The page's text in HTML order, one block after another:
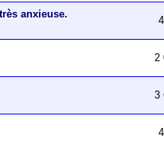
anxieuse.
2
3